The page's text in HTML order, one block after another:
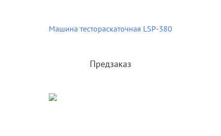
Машина тестораскаточная LSP-380
Предзаказ